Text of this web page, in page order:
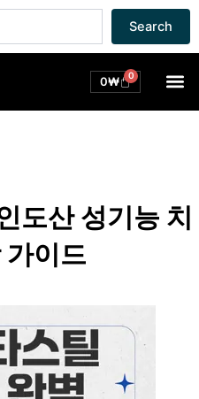
Search
0₩ 0
Cart
도산 성기능 치
가이드